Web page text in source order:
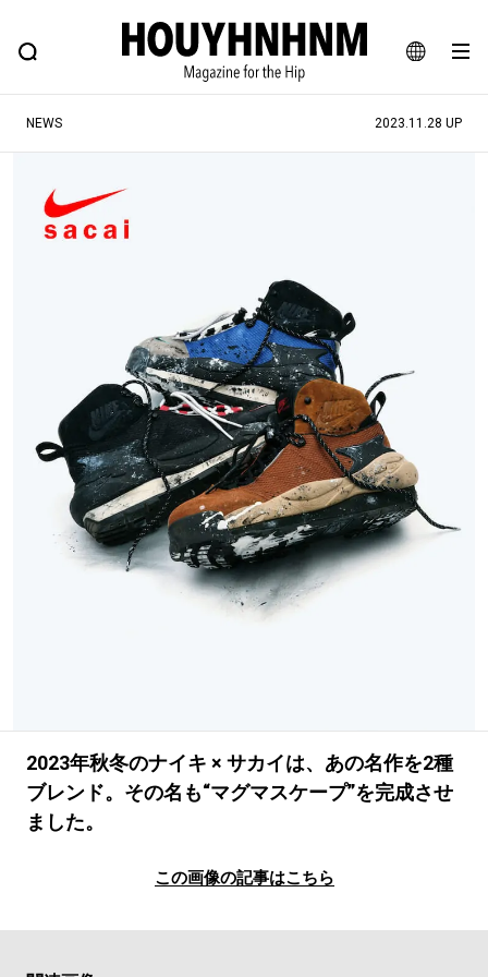
JA
EN
FEATURE BLOG SNAP
ヒップなファッション、カルチャー、ライフスタイルWEBマガジン
#注目のタグ
#SHOPPING ADDICT
#古着サミット
#マイナーグッド図鑑
#路地裏てぃーん。 #MONTHLY JOURNAL
#GH 銘品の所以 #フイナムのYouTube
#Commune H #FOCUS IT #AH.H
#ととけん #FASHION #MUSIC #MOVIE
#LIFESTYLE #SNEAKER #OUTDOOR
#SPORTS #HANDSOME HANDBOOK
NEWS 2023.11.28 UP
2023年秋冬のナイキ × サカイは、あの名作を2種
ブレンド。その名も“マグマスケープ”を完成させ
ました。
この画像の記事はこちら